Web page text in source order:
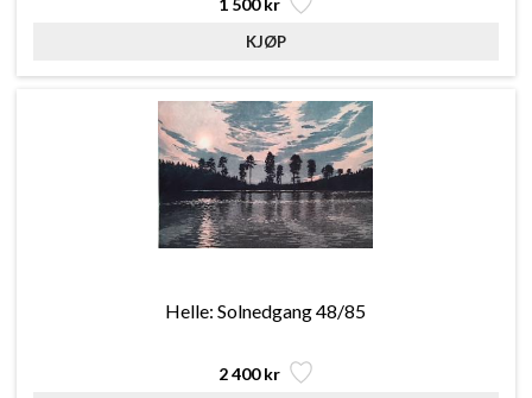
1 500 kr
Helle: Solnedgang 48/85
2 400 kr